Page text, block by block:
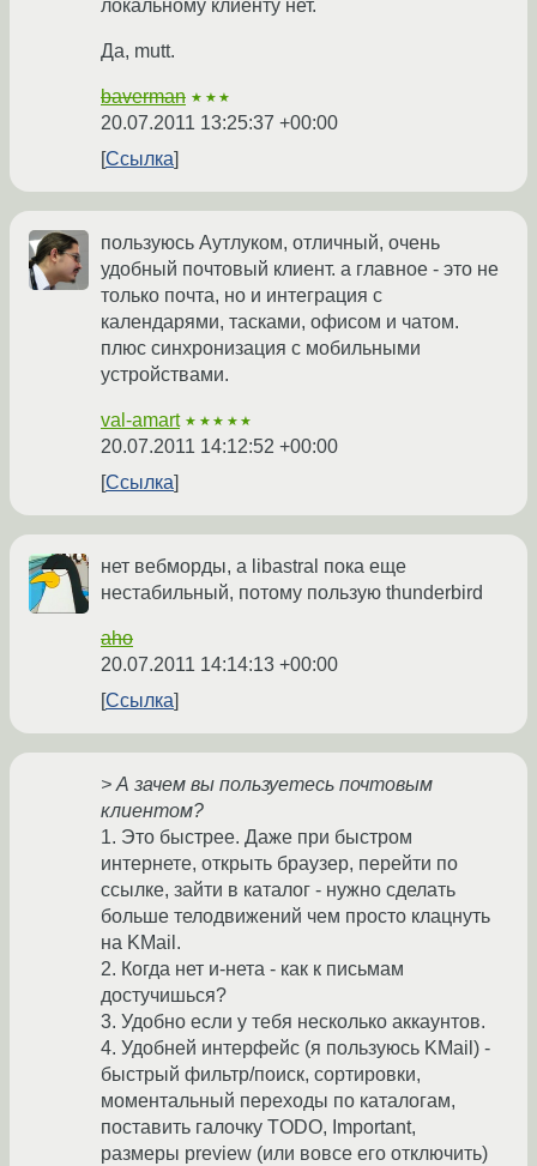
локальному клиенту нет.
Да, mutt.
baverman ★★★
20.07.2011 13:25:37 +00:00
Ссылка
пользуюсь Аутлуком, отличный, очень
удобный почтовый клиент. а главное - это не
только почта, но и интеграция с
календарями, тасками, офисом и чатом.
плюс синхронизация с мобильными
устройствами.
val-amart ★★★★★
20.07.2011 14:12:52 +00:00
Ссылка
нет вебморды, а libastral пока еще
нестабильный, потому пользую thunderbird
aho
20.07.2011 14:14:13 +00:00
Ссылка
> А зачем вы пользуетесь почтовым
клиентом?
1. Это быстрее. Даже при быстром
интернете, открыть браузер, перейти по
ссылке, зайти в каталог - нужно сделать
больше телодвижений чем просто клацнуть
на KMail.
2. Когда нет и-нета - как к письмам
достучишься?
3. Удобно если у тебя несколько аккаунтов.
4. Удобней интерфейс (я пользуюсь KMail) -
быстрый фильтр/поиск, сортировки,
моментальный переходы по каталогам,
поставить галочку TODO, Important,
размеры preview (или вовсе его отключить)